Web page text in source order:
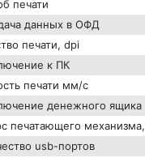
печати
данных в ОФД
печати, dpi
к ПК
печати мм/с
денежного ящика
печатающего
usb-портов